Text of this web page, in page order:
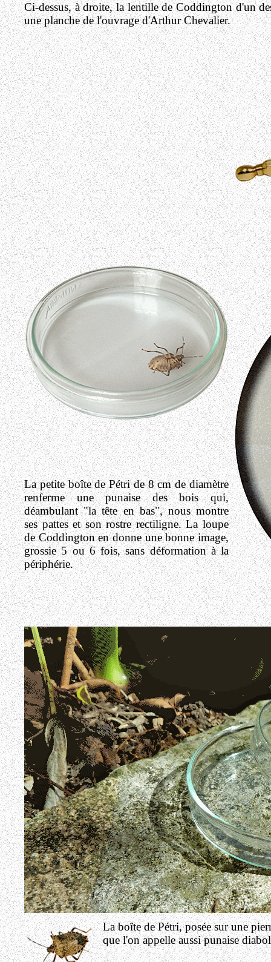
Ci-dessus, à droite, la lentille de Coddington d'un
une planche de l'ouvrage d'Arthur Chevalier.
La petite boîte de Pétri de 8 cm de diamètre
renferme une punaise des bois qui,
déambulant "la tête en bas", nous montre
ses pattes et son rostre rectiligne. La loupe
de Coddington en donne une bonne image,
grossie 5 ou 6 fois, sans déformation à la
périphérie.
La boîte de Pétri, posée sur une
que l'on appelle aussi punaise